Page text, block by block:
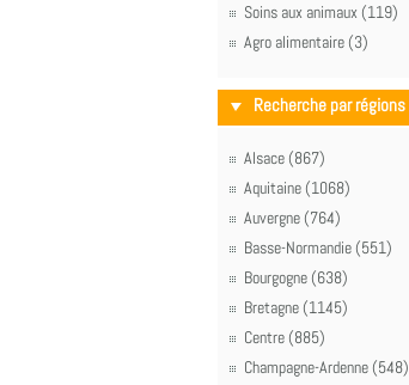
Soins aux animaux (119)
Agro alimentaire (3)
Recherche par régions
Alsace (867)
Aquitaine (1068)
Auvergne (764)
Basse-Normandie (551)
Bourgogne (638)
Bretagne (1145)
Centre (885)
Champagne-Ardenne (548)